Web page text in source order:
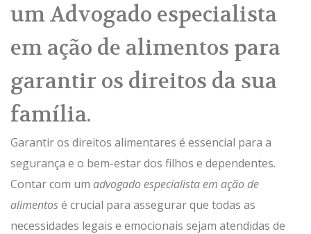
um Advogado especialista
em ação de alimentos para
garantir os direitos da sua
família.
Garantir os direitos alimentares é essencial para a
segurança e o bem-estar dos filhos e dependentes.
Contar com um advogado especialista em ação de
alimentosé crucial para assegurar que todas as
necessidades legais e emocionais sejam atendidas de